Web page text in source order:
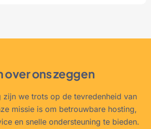
over ons zeggen
zijn we trots op de tevredenheid van
missie is om betrouwbare hosting,
en snelle ondersteuning te bieden.